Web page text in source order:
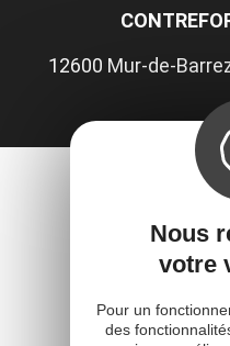
12600 Mur-de-
Nous
votre
Pour un
des